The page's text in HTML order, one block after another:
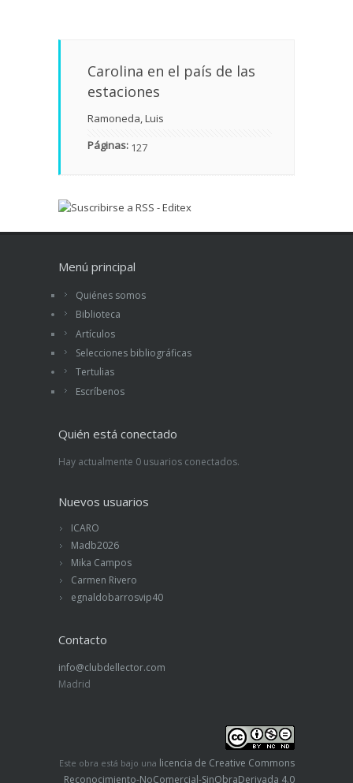
Carolina en el país de las
estaciones
Ramoneda, Luis
Páginas: 127
Menú principal
Quiénes somos
Biblioteca
Artículos
Selecciones bibliográficas
Tertulias
Escríbenos
Quién está conectado
Hay actualmente 0 usuarios conectados.
Nuevos usuarios
ICARO
Madb2026
Mika Campos
Carmen Rivero
egnaldobarrosvip40
Contacto
info@clubdellector.com
Madrid
Este obra está bajo una licencia de Creative Commons
Reconocimiento-NoComercial-SinObraDerivada 4.0